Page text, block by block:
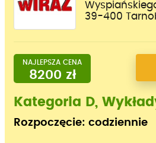
39-400
NAJLEPSZA CENA
8200 zł
Kategoria D,
Rozpoczęcie: codziennie